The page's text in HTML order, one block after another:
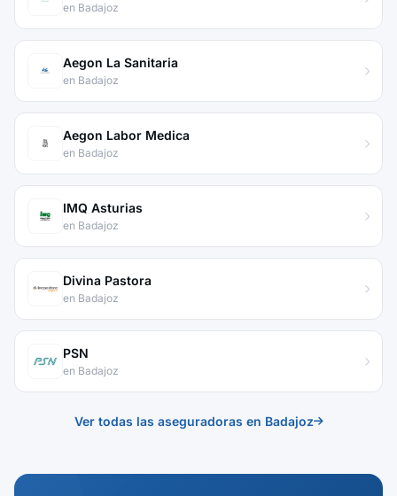
en Badajoz
Aegon La Sanitaria
en Badajoz
Aegon Labor Medica
en Badajoz
IMQ Asturias
en Badajoz
Divina Pastora
en Badajoz
PSN
en Badajoz
Ver todas las aseguradoras en Badajoz